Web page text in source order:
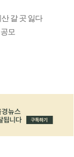
갈 곳 잃다
모